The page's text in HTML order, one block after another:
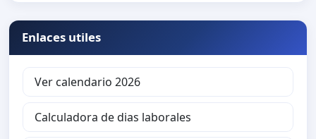
Enlaces utiles
Ver calendario 2026
Calculadora de dias laborales